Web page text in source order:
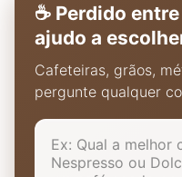
☕ Perdido
ajudo a
Cafeteiras, grãos,
pergunte qualquer